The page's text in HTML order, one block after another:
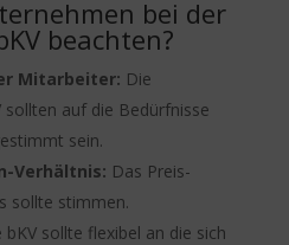
bei der
beachten?
Mitarbeiter: Die
sollten auf die Bedürfnisse
sein.
Verhältnis: Das Preis-
sollte stimmen.
bKV sollte flexibel an die sich